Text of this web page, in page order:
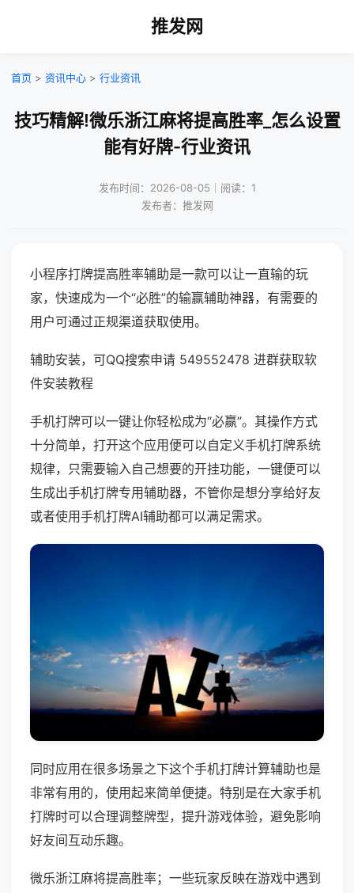
推发网
首页 > 资讯中心 > 行业资讯
技巧精解!微乐浙江麻将提高胜率_怎么设置
能有好牌-行业资讯
发布时间：2026-08-05｜阅读：1
发布者：推发网
小程序打牌提高胜率辅助是一款可以让一直输的玩
家，快速成为一个“必胜”的输赢辅助神器，有需要的
用户可通过正规渠道获取使用。
辅助安装，可QQ搜索申请 549552478 进群获取软
件安装教程
手机打牌可以一键让你轻松成为“必赢”。其操作方式
十分简单，打开这个应用便可以自定义手机打牌系统
规律，只需要输入自己想要的开挂功能，一键便可以
生成出手机打牌专用辅助器，不管你是想分享给好友
或者使用手机打牌AI辅助都可以满足需求。
同时应用在很多场景之下这个手机打牌计算辅助也是
非常有用的，使用起来简单便捷。特别是在大家手机
打牌时可以合理调整牌型，提升游戏体验，避免影响
好友间互动乐趣。
微乐浙江麻将提高胜率；一些玩家反映在游戏中遇到